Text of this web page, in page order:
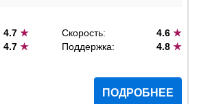
4.7★ Скорость: 4.6 ★
4.7★ Поддержка: 4.8 ★
ПОДРОБНЕЕ